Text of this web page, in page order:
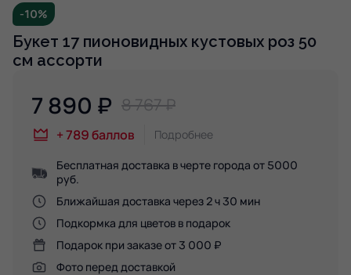
-10%
Букет 17 пионовидных кустовых роз 50
см ассорти
7 890 ₽ 8 767 ₽
+789баллов Подробнее
Бесплатная доставка в черте города от 5000
руб.
Ближайшая доставка через 2 ч 30 мин
Подкормка для цветов в подарок
Подарок при заказе от 3 000 ₽
Фото перед доставкой